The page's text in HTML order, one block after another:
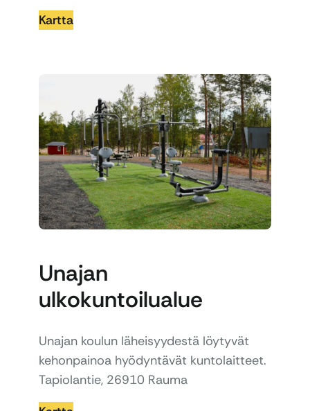
Kartta
Unajan
ulkokuntoilualue
Unajan koulun läheisyydestä löytyvät
kehonpainoa hyödyntävät kuntolaitteet.
Tapiolantie, 26910 Rauma